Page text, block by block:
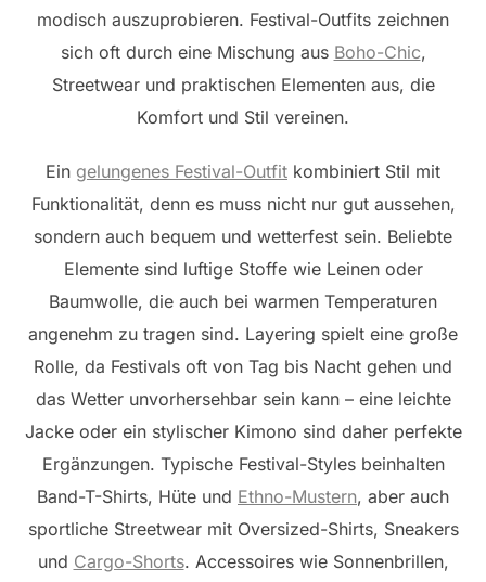
modisch auszuprobieren. Festival-Outfits zeichnen
sich oft durch eine Mischung aus Boho-Chic,
Streetwear und praktischen Elementen aus, die
Komfort und Stil vereinen.
Ein gelungenes Festival-Outfit kombiniert Stil mit
Funktionalität, denn es muss nicht nur gut aussehen,
sondern auch bequem und wetterfest sein. Beliebte
Elemente sind luftige Stoffe wie Leinen oder
Baumwolle, die auch bei warmen Temperaturen
angenehm zu tragen sind. Layering spielt eine große
Rolle, da Festivals oft von Tag bis Nacht gehen und
das Wetter unvorhersehbar sein kann – eine leichte
Jacke oder ein stylischer Kimono sind daher perfekte
Ergänzungen. Typische Festival-Styles beinhalten
Band-T-Shirts, Hüte und Ethno-Mustern, aber auch
sportliche Streetwear mit Oversized-Shirts, Sneakers
und Cargo-Shorts. Accessoires wie Sonnenbrillen,